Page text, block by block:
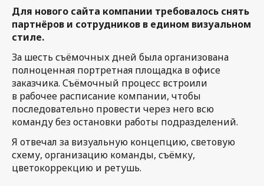
Для нового сайта компании требовалось снять
партнёров и сотрудников в едином визуальном
стиле.
За шесть съёмочных дней была организована
полноценная портретная площадка в офисе
заказчика. Съёмочный процесс встроили
в рабочее расписание компании, чтобы
последовательно провести через него всю
команду без остановки работы подразделений.
Я отвечал за визуальную концепцию, световую
схему, организацию команды, съёмку,
цветокоррекцию и ретушь.